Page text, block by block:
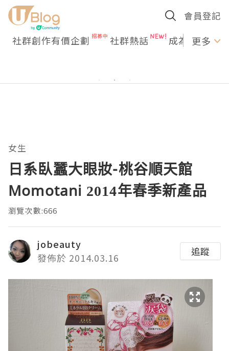
會員登記
社群創作有價企劃 社群熱話 成為U更多
女生
日系臥蠶大眼妝-桃谷順天館
Momotani 2014年春季新產品
瀏覽次數:666
jobeauty
發佈於 2014.03.16
追蹤